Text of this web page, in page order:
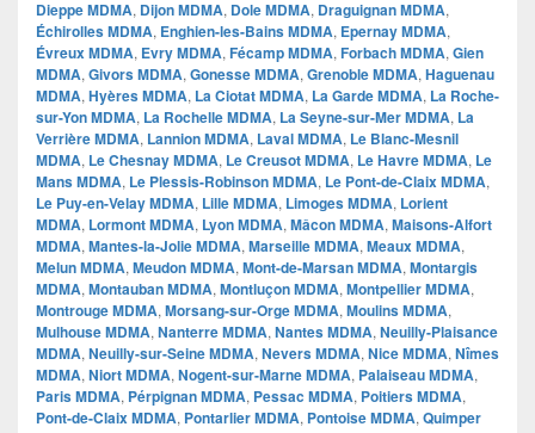
Dieppe MDMA, Dijon MDMA, Dole MDMA, Draguignan MDMA,
Échirolles MDMA, Enghien-les-Bains MDMA, Epernay MDMA,
Évreux MDMA, Evry MDMA, Fécamp MDMA, Forbach MDMA, Gien
MDMA, Givors MDMA, Gonesse MDMA, Grenoble MDMA, Haguenau
MDMA, Hyères MDMA, La Ciotat MDMA, La Garde MDMA, La Roche-
sur-Yon MDMA, La Rochelle MDMA, La Seyne-sur-Mer MDMA, La
Verrière MDMA, Lannion MDMA, Laval MDMA, Le Blanc-Mesnil
MDMA, Le Chesnay MDMA, Le Creusot MDMA, Le Havre MDMA, Le
Mans MDMA, Le Plessis-Robinson MDMA, Le Pont-de-Claix MDMA,
Le Puy-en-Velay MDMA, Lille MDMA, Limoges MDMA, Lorient
MDMA, Lormont MDMA, Lyon MDMA, Mâcon MDMA, Maisons-Alfort
MDMA, Mantes-la-Jolie MDMA, Marseille MDMA, Meaux MDMA,
Melun MDMA, Meudon MDMA, Mont-de-Marsan MDMA, Montargis
MDMA, Montauban MDMA, Montluçon MDMA, Montpellier MDMA,
Montrouge MDMA, Morsang-sur-Orge MDMA, Moulins MDMA,
Mulhouse MDMA, Nanterre MDMA, Nantes MDMA, Neuilly-Plaisance
MDMA, Neuilly-sur-Seine MDMA, Nevers MDMA, Nice MDMA, Nîmes
MDMA, Niort MDMA, Nogent-sur-Marne MDMA, Palaiseau MDMA,
Paris MDMA, Pérpignan MDMA, Pessac MDMA, Poitiers MDMA,
Pont-de-Claix MDMA, Pontarlier MDMA, Pontoise MDMA, Quimper